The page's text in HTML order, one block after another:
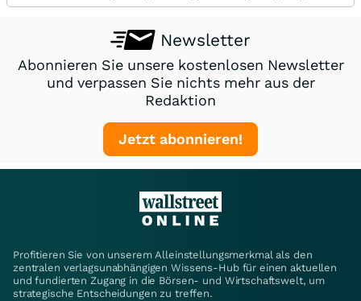
Newsletter
Abonnieren Sie unsere kostenlosen Newsletter
und verpassen Sie nichts mehr aus der
Redaktion
Jetzt abonnieren!
Profitieren Sie von unserem Alleinstellungsmerkmal als den
zentralen verlagsunabhängigen Wissens-Hub für einen aktuellen
und fundierten Zugang in die Börsen- und Wirtschaftswelt, um
strategische Entscheidungen zu treffen.